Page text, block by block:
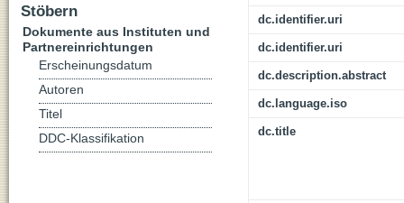
dc.identifier.uri
dc.identifier.uri
dc.description.abstract
dc.language.iso
dc.title
Stöbern
Dokumente aus Instituten und
Partnereinrichtungen
Erscheinungsdatum
Autoren
Titel
DDC-Klassifikation